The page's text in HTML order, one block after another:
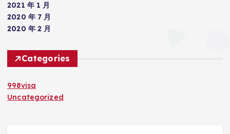
2021 年 1 月
2020 年 7 月
2020 年 2 月
Categories
998visa
Uncategorized